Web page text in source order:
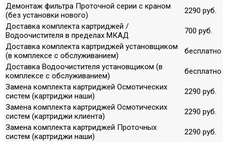
Демонтаж фильтра Проточной серии с краном
(без установки нового)
2290 руб.
Доставка комплекта картриджей /
Водоочистителя в пределах МКАД
700 руб.
Доставка комплекта картриджей установщиком
(в комплексе с обслуживанием)
бесплатно
Доставка Водоочистителя установщиком (в
комплексе с обслуживанием)
бесплатно
Замена комплекта картриджей Осмотических
систем (картриджи наши)
2290 руб.
Замена комплекта картриджей Осмотических
систем (картриджи клиента)
2290 руб.
Замена комплекта картриджей Проточных
систем (картриджи наши)
2290 руб.